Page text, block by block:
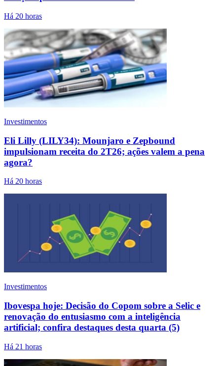
Há 20 horas
Investimentos
Eli Lilly (LILY34): Mounjaro e Zepbound
impulsionam receita do 2T26; ações valem a pena
agora?
Há 20 horas
Investimentos
Ibovespa hoje: Decisão do Copom sobre a Selic e
renovação do entusiasmo com a inteligência
artificial; confira destaques desta quarta (5)
Há 21 horas